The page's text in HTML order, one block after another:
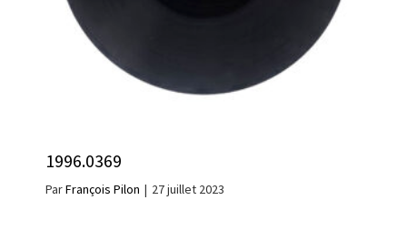
1996.0369
ParFrançois Pilon | 27 juillet 2023